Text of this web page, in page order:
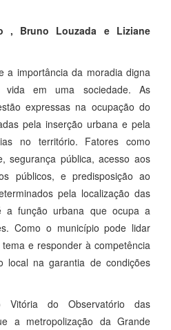
, Bruno Louzada e Liziane
a importância da moradia digna
em uma sociedade. As
expressas na ocupação do
pela inserção urbana e pela
no território. Fatores como
segurança pública, acesso aos
públicos, e predisposição ao
pela localização das
a função urbana que ocupa a
Como o município pode lidar
e responder à competência
local na garantia de condições
do Observatório das
a metropolização da Grande